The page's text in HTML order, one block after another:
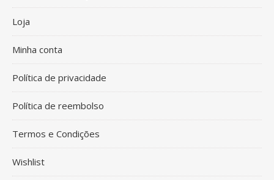
Loja
Minha conta
Política de privacidade
Política de reembolso
Termos e Condições
Wishlist